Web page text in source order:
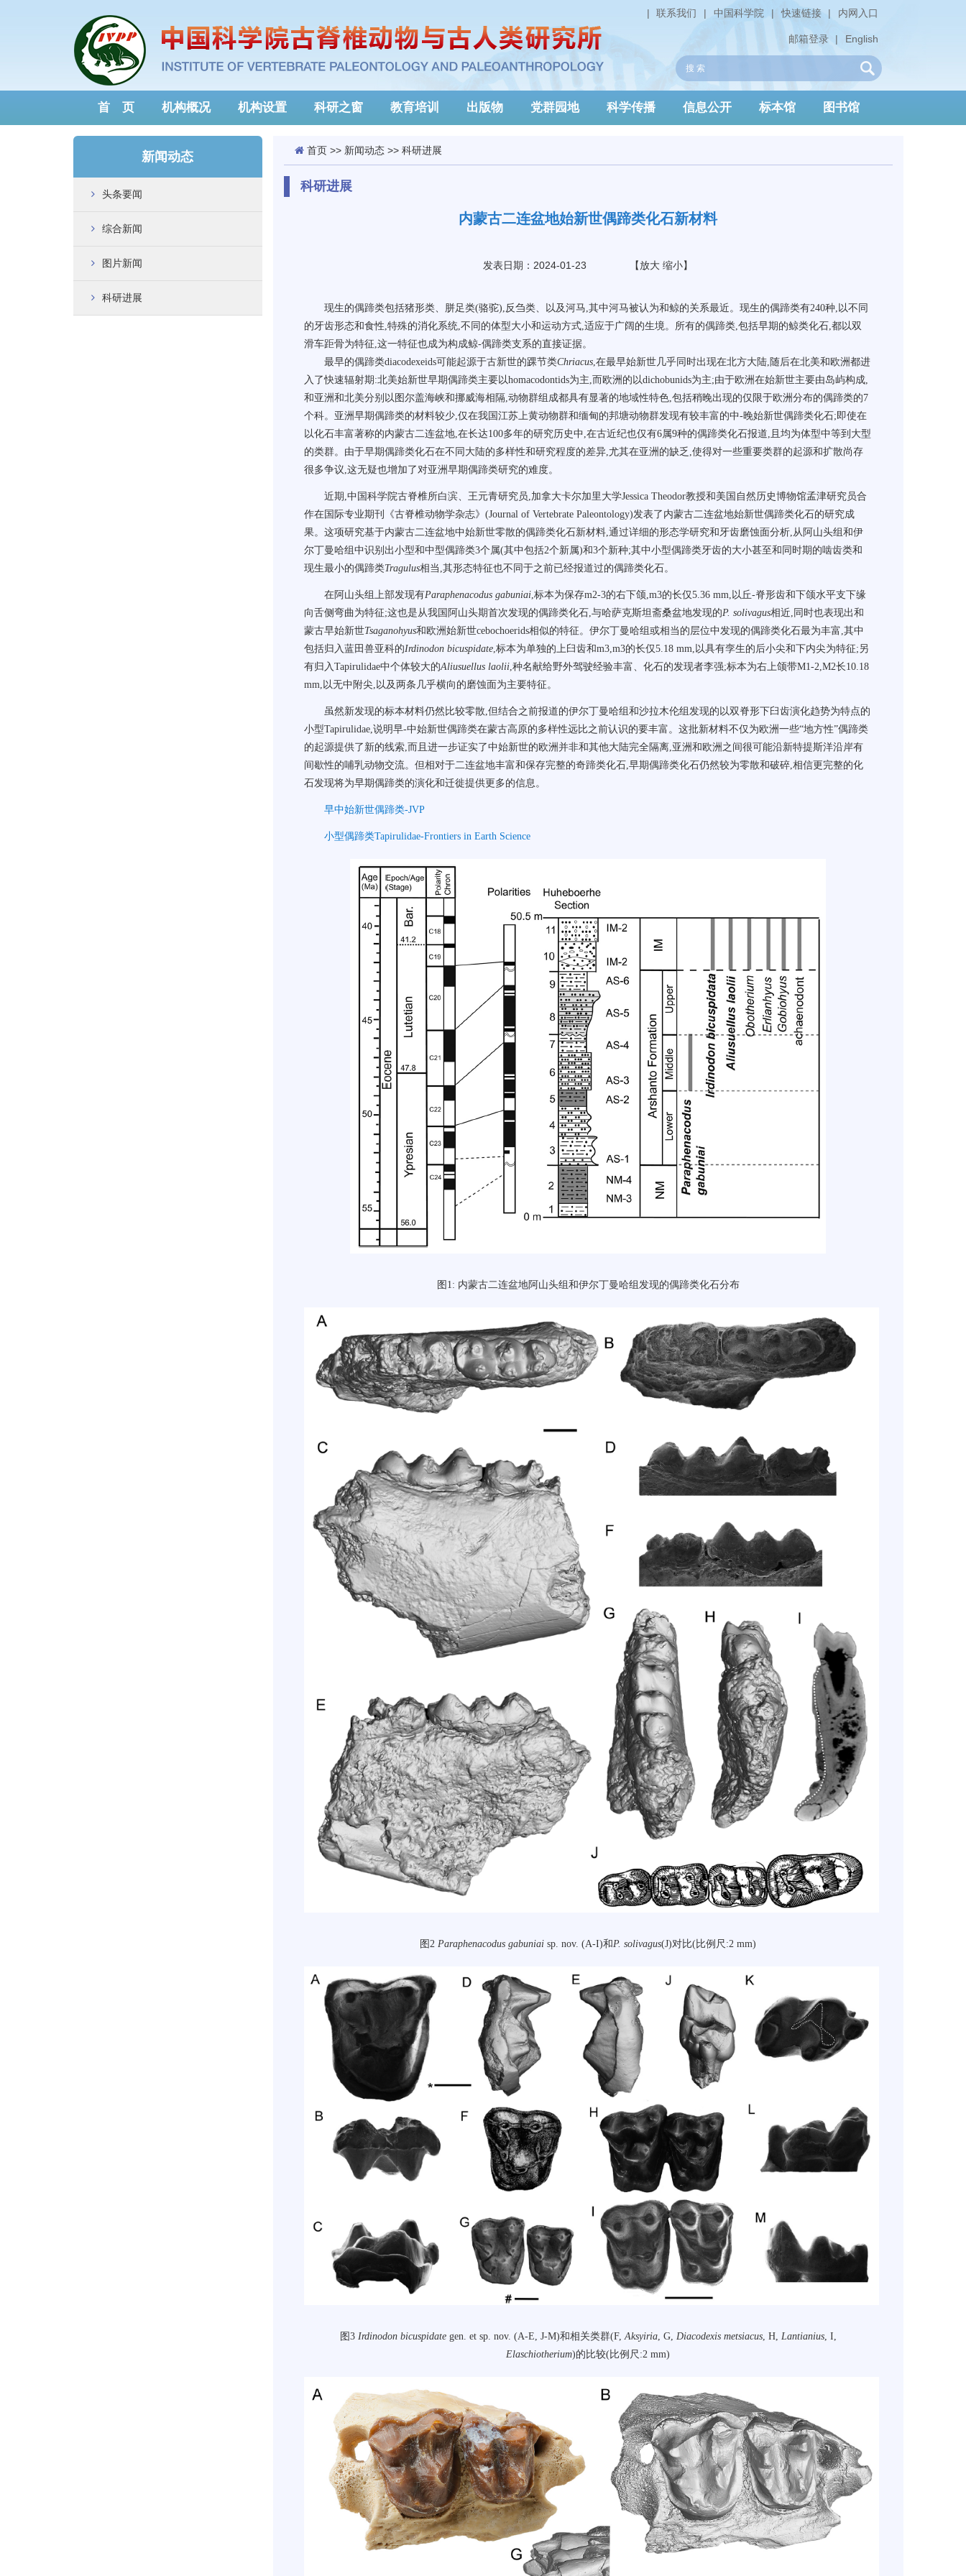
内网入口
|
快速链接
|
中国科学院
|
联系我们
|
English
|
邮箱登录
首 页 机构概况 机构设置 科研之窗 教育培训 出版物 党群园地 科学传播 信息公开 标本馆 图书馆
新闻动态
头条要闻
综合新闻
图片新闻
科研进展
首页>> 新闻动态>> 科研进展
科研进展
内蒙古二连盆地始新世偶蹄类化石新材料
发表日期：2024-01-23 【放大 缩小】
现生的偶蹄类包括猪形类、胼足类(骆驼),反刍类、以及河马,其中河马被认为和鲸的关系最近。现生的偶蹄类有240种,以不同
的牙齿形态和食性,特殊的消化系统,不同的体型大小和运动方式,适应于广阔的生境。所有的偶蹄类,包括早期的鲸类化石,都以双
滑车距骨为特征,这一特征也成为构成鲸-偶蹄类支系的直接证据。
最早的偶蹄类diacodexeids可能起源于古新世的踝节类Chriacus,在最早始新世几乎同时出现在北方大陆,随后在北美和欧洲都进
入了快速辐射期:北美始新世早期偶蹄类主要以homacodontids为主,而欧洲的以dichobunids为主;由于欧洲在始新世主要由岛屿构成,
和亚洲和北美分别以图尔盖海峡和挪威海相隔,动物群组成都具有显著的地域性特色,包括稍晚出现的仅限于欧洲分布的偶蹄类的7
个科。亚洲早期偶蹄类的材料较少,仅在我国江苏上黄动物群和缅甸的邦塘动物群发现有较丰富的中-晚始新世偶蹄类化石;即使在
以化石丰富著称的内蒙古二连盆地,在长达100多年的研究历史中,在古近纪也仅有6属9种的偶蹄类化石报道,且均为体型中等到大型
的类群。由于早期偶蹄类化石在不同大陆的多样性和研究程度的差异,尤其在亚洲的缺乏,使得对一些重要类群的起源和扩散尚存
很多争议,这无疑也增加了对亚洲早期偶蹄类研究的难度。
近期,中国科学院古脊椎所白滨、王元青研究员,加拿大卡尔加里大学Jessica Theodor教授和美国自然历史博物馆孟津研究员合
作在国际专业期刊《古脊椎动物学杂志》(Journal of Vertebrate Paleontology)发表了内蒙古二连盆地始新世偶蹄类化石的研究成
果。这项研究基于内蒙古二连盆地中始新世零散的偶蹄类化石新材料,通过详细的形态学研究和牙齿磨蚀面分析,从阿山头组和伊
尔丁曼哈组中识别出小型和中型偶蹄类3个属(其中包括2个新属)和3个新种;其中小型偶蹄类牙齿的大小甚至和同时期的啮齿类和
现生最小的偶蹄类Tragulus相当,其形态特征也不同于之前已经报道过的偶蹄类化石。
在阿山头组上部发现有Paraphenacodus gabuniai,标本为保存m2-3的右下颌,m3的长仅5.36 mm,以丘-脊形齿和下颌水平支下缘
向舌侧弯曲为特征;这也是从我国阿山头期首次发现的偶蹄类化石,与哈萨克斯坦斋桑盆地发现的P. solivagus相近,同时也表现出和
蒙古早始新世Tsaganohyus和欧洲始新世cebochoerids相似的特征。伊尔丁曼哈组或相当的层位中发现的偶蹄类化石最为丰富,其中
包括归入蓝田兽亚科的Irdinodon bicuspidate,标本为单独的上臼齿和m3,m3的长仅5.18 mm,以具有孪生的后小尖和下内尖为特征;另
有归入Tapirulidae中个体较大的Aliusuellus laolii,种名献给野外驾驶经验丰富、化石的发现者李强;标本为右上颌带M1-2,M2长10.18
mm,以无中附尖,以及两条几乎横向的磨蚀面为主要特征。
虽然新发现的标本材料仍然比较零散,但结合之前报道的伊尔丁曼哈组和沙拉木伦组发现的以双脊形下臼齿演化趋势为特点的
小型Tapirulidae,说明早-中始新世偶蹄类在蒙古高原的多样性远比之前认识的要丰富。这批新材料不仅为欧洲一些“地方性”偶蹄类
的起源提供了新的线索,而且进一步证实了中始新世的欧洲并非和其他大陆完全隔离,亚洲和欧洲之间很可能沿新特提斯洋沿岸有
间歇性的哺乳动物交流。但相对于二连盆地丰富和保存完整的奇蹄类化石,早期偶蹄类化石仍然较为零散和破碎,相信更完整的化
石发现将为早期偶蹄类的演化和迁徙提供更多的信息。
早中始新世偶蹄类-JVP
小型偶蹄类Tapirulidae-Frontiers in Earth Science
图1: 内蒙古二连盆地阿山头组和伊尔丁曼哈组发现的偶蹄类化石分布
图2 Paraphenacodus gabuniai sp. nov. (A-I)和P. solivagus(J)对比(比例尺:2 mm)
图3 Irdinodon bicuspidate gen. et sp. nov. (A-E, J-M)和相关类群(F, Aksyiria, G, Diacodexis metsiacus, H, Lantianius, I,
Elaschiotherium)的比较(比例尺:2 mm)